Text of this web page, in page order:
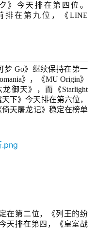
》今天排在第四位。
排在第九位，《LINE
梦 Go》继续保持在第一
》，
《MU Origin》
御天》，而《Starlight
下》今天排在第六位，
倚天屠龙记》稳定在榜单
在第二位，《列王的纷
天排在第四，《皇室战